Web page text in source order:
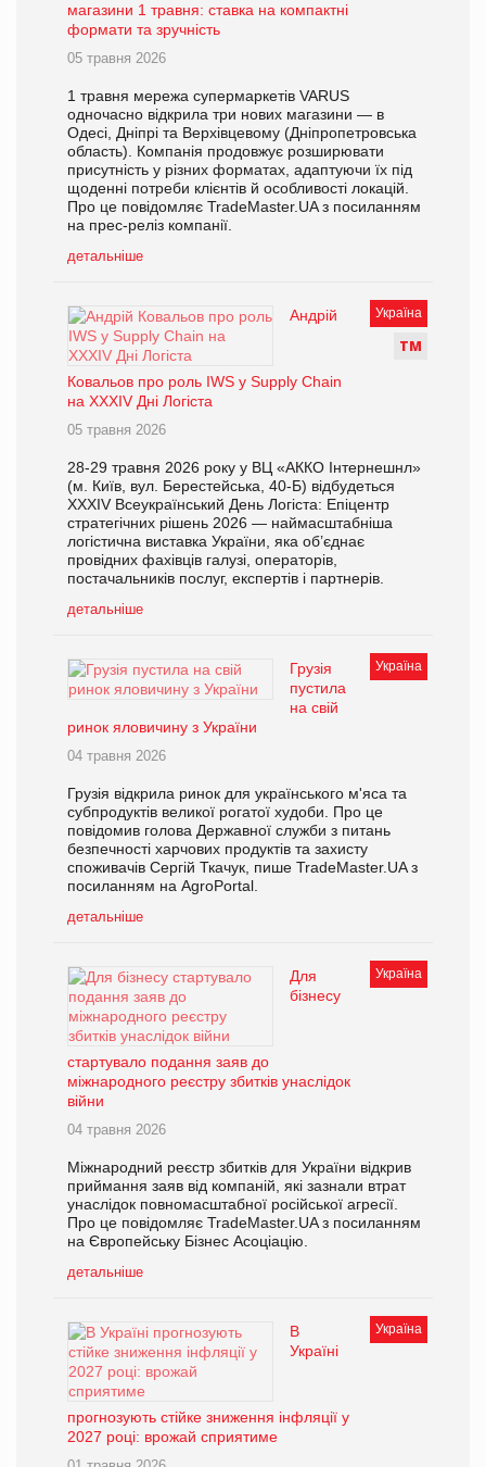
магазини 1 травня: ставка на компактні
формати та зручність
05 травня 2026
1 травня мережа супермаркетів VARUS
одночасно відкрила три нових магазини — в
Одесі, Дніпрі та Верхівцевому (Дніпропетровська
область). Компанія продовжує розширювати
присутність у різних форматах, адаптуючи їх під
щоденні потреби клієнтів й особливості локацій.
Про це повідомляє TradeMaster.UA з посиланням
на прес-реліз компанії.
детальніше
Україна
ТМ
Андрій
Ковальов про роль IWS у Supply Chain
на XXXІV Дні Логіста
05 травня 2026
28-29 травня 2026 року у ВЦ «АККО Інтернешнл»
(м. Київ, вул. Берестейська, 40-Б) відбудеться
XXXІV Всеукраїнський День Логіста: Епіцентр
стратегічних рішень 2026 — наймасштабніша
логістична виставка України, яка об’єднає
провідних фахівців галузі, операторів,
постачальників послуг, експертів і партнерів.
детальніше
Україна
Грузія
пустила
на свій
ринок яловичину з України
04 травня 2026
Грузія відкрила ринок для українського м'яса та
субпродуктів великої рогатої худоби. Про це
повідомив голова Державної служби з питань
безпечності харчових продуктів та захисту
споживачів Сергій Ткачук, пише TradeMaster.UA з
посиланням на AgroPortal.
детальніше
Україна
Для
бізнесу
стартувало подання заяв до
міжнародного реєстру збитків унаслідок
війни
04 травня 2026
Міжнародний реєстр збитків для України відкрив
приймання заяв від компаній, які зазнали втрат
унаслідок повномасштабної російської агресії.
Про це повідомляє TradeMaster.UA з посиланням
на Європейську Бізнес Асоціацію.
детальніше
Україна
В
Україні
прогнозують стійке зниження інфляції у
2027 році: врожай сприятиме